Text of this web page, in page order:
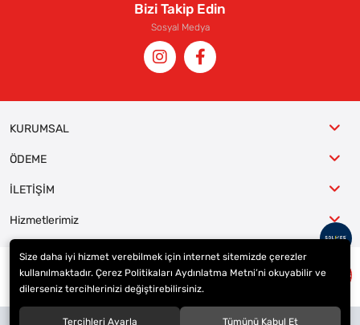
Bizi Takip Edin
Sosyal Medya
KURUMSAL
ÖDEME
İLETİŞİM
Hizmetlerimiz
© 2023ER-LAS Oto Jant ve Lastik - Yunus ULAŞ
Site tasarımı tarafımızdan yapılmıştır.
Size daha iyi hizmet verebilmek için internet sitemizde çerezler
kullanılmaktadır. Çerez Politikaları Aydınlatma Metni’ni okuyabilir ve
dilerseniz tercihlerinizi değiştirebilirsiniz.
Tercihleri Ayarla Tümünü Kabul Et